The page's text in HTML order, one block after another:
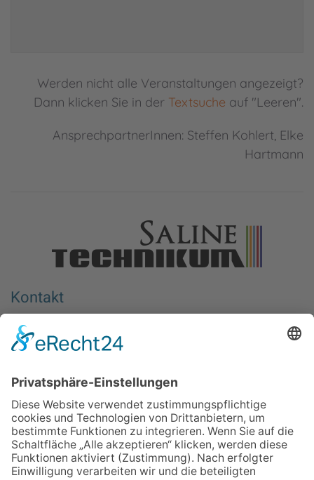
Werden nicht alle Veranstaltungen angezeigt?
Dann klicken Sie in der Textsuche auf "Leeren".
AnsprechpartnerInnen: Steffen Kohlert, Elke
Hartmann
Kontakt
Berufliches Bildungswerk e.V. Halle-Saalkreis
Wiedtkenweg 1
Deutschland
Aktionsort
Berufliches Bildungswerk e.V.